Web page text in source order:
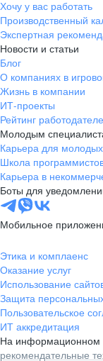
Хочу у вас работать
Производственный
Экспертная
Новости и статьи
Блог
О компаниях в
Жизнь в компании
ИТ-проекты
Рейтинг
Молодым
Карьера для
Школа
Карьера в
Боты для
Мобильное
Этика и комплаенс
Оказание услуг
Использование
Защита
Пользовательское
ИТ аккредитация
На информационном
рекомендательные